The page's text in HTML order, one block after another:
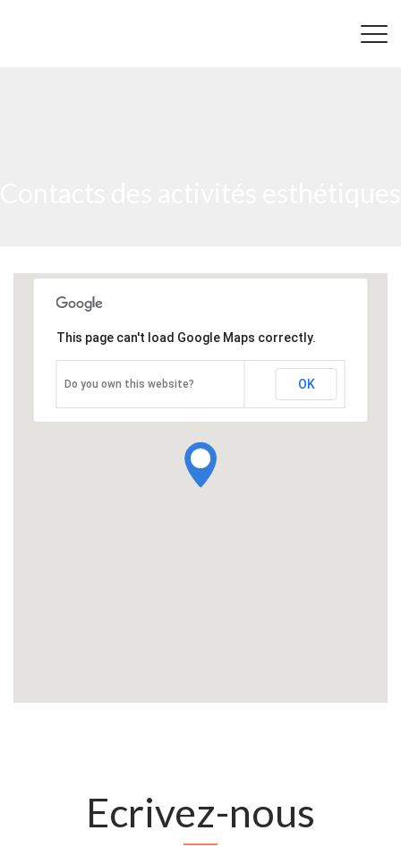
This page can't load Google Maps correctly.
Do you own this website? OK
Ecrivez-nous